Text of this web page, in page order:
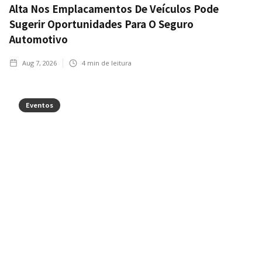
Alta Nos Emplacamentos De Veículos Pode
Sugerir Oportunidades Para O Seguro
Automotivo
Aug 7, 2026 4 min de leitura
Eventos